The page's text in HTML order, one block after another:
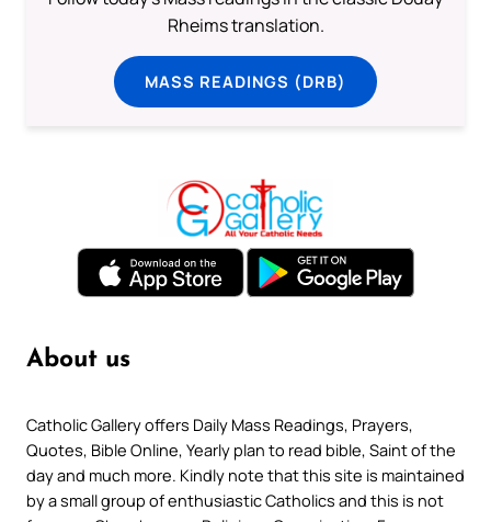
Rheims translation.
MASS READINGS (DRB)
About us
Catholic Gallery offers Daily Mass Readings, Prayers,
Quotes, Bible Online, Yearly plan to read bible, Saint of the
day and much more. Kindly note that this site is maintained
by a small group of enthusiastic Catholics and this is not